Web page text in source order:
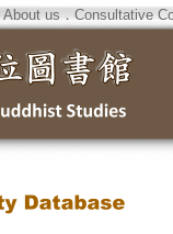
About us．Consultative